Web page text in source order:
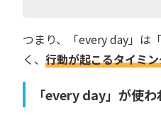
つまり、「every day」は
く、 行動が起こるタイミ
「every day」が使わ